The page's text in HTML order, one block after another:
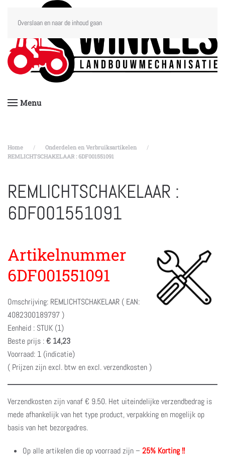
Overslaan en naar de inhoud gaan
Menu
Home
Onderdelen en Verbruiksartikelen
REMLICHTSCHAKELAAR : 6DF001551091
REMLICHTSCHAKELAAR :
6DF001551091
Artikelnummer
6DF001551091
Omschrijving: REMLICHTSCHAKELAAR ( EAN:
4082300189797 )
Eenheid : STUK (1)
Beste prijs :€ 14,23
Voorraad: 1 (indicatie)
( Prijzen zijn excl. btw en excl. verzendkosten )
Verzendkosten zijn vanaf € 9.50. Het uiteindelijke verzendbedrag is
mede afhankelijk van het type product, verpakking en mogelijk op
basis van het bezorgadres.
Op alle artikelen die op voorraad zijn – 25% Korting !!